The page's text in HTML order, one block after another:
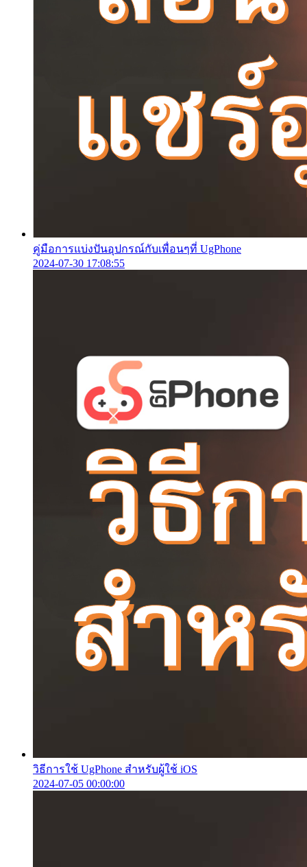
คู่มือการแบ่งปันอุปกรณ์กับเพื่อนๆที่ UgPhone
2024-07-30 17:08:55
วิธีการใช้ UgPhone สำหรับผู้ใช้ iOS
2024-07-05 00:00:00